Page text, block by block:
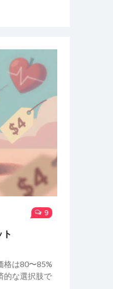
9
格は80〜85%
的な選択肢で